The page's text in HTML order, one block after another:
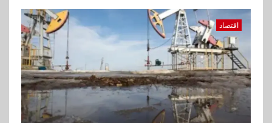
اقتصاد